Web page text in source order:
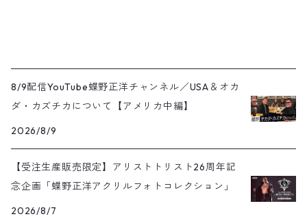
8/9配信YouTube蝶野正洋チャンネル／USA＆オカ
ダ・カズチカについて【アメリカ中編】
2026/8/9
【受注生産販売限定】アリストトリスト26周年記
念企画「蝶野正洋アクリルフォトコレクション」
2026/8/7